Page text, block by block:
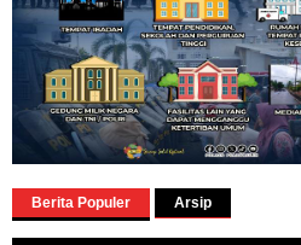
Berita Populer Arsip